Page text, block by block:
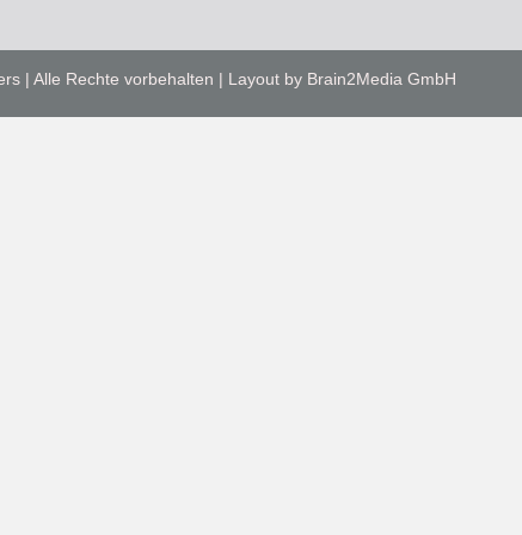
| Alle Rechte vorbehalten | Layout by Brain2Media GmbH